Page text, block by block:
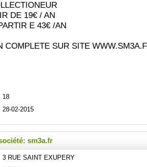
DE 19€ / AN
E 43€ /AN
COMPLETE SUR SITE
18
28-02-2015
sm3a.fr
3 RUE SAINT EXUPERY